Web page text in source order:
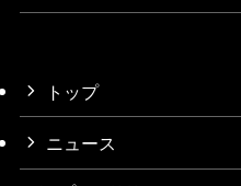
トップ
ニュース